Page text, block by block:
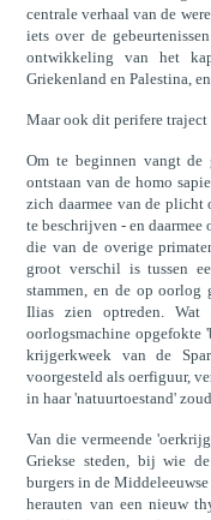
centrale verhaal van de
iets over de
ontwikkeling van het
Griekenland en Palestina,
Maar ook dit perifere
Om te beginnen vangt
ontstaan van de homo
zich daarmee van de plicht
te beschrijven - en
die van de overige
groot verschil is tussen
stammen, en de op oorlog
Ilias zien optreden.
oorlogsmachine opgefokte
krijgerkweek van de
voorgesteld als oerfiguur,
in haar 'natuurtoestand'
Van die vermeende
Griekse steden, bij wie
burgers in de
herauten van een nieuw